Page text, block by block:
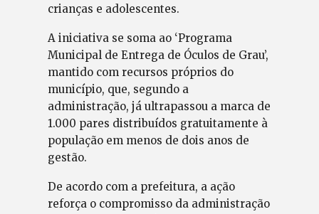
crianças e adolescentes.
A iniciativa se soma ao ‘Programa
Municipal de Entrega de Óculos de Grau’,
mantido com recursos próprios do
município, que, segundo a
administração, já ultrapassou a marca de
1.000 pares distribuídos gratuitamente à
população em menos de dois anos de
gestão.
De acordo com a prefeitura, a ação
reforça o compromisso da administração